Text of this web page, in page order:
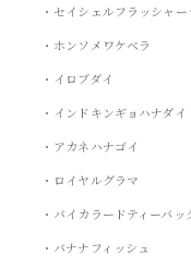
・セイシェルフラッシャー
・ホンソメワケベラ
・イロブダイ
・インドキンギョハナダイ
・アカネハナゴイ
・ロイヤルグラマ
・バイカラードティーバッ
・バナナフィッシュ